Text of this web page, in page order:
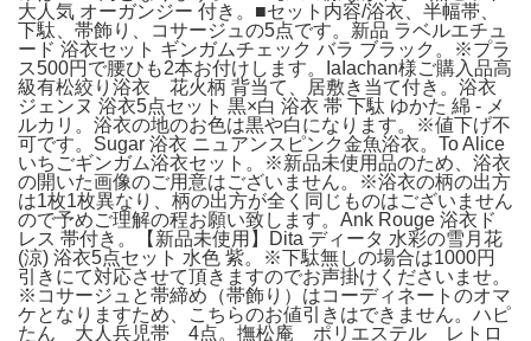
大人気 オーガンジー 付き。■セット内容/浴衣、半幅帯、
下駄、帯飾り、コサージュの5点です。新品 ラベルエチュ
ード 浴衣セット ギンガムチェック バラ ブラック。※プラ
ス500円で腰ひも2本お付けします。IaIachan様ご購入品高
級有松絞り浴衣 花火柄 背当て、居敷き当て付き。浴衣
ジェンヌ 浴衣5点セット 黒×白 浴衣 帯 下駄 ゆかた 綿 - メ
ルカリ。浴衣の地のお色は黒や白になります。※値下げ不
可です。Sugar 浴衣 ニュアンスピンク金魚浴衣。To Alice
いちごギンガム浴衣セット。※新品未使用品のため、浴衣
の開いた画像のご用意はございません。※浴衣の柄の出方
は1枚1枚異なり、柄の出方が全く同じものはございません
ので予めご理解の程お願い致します。Ank Rouge 浴衣ド
レス 帯付き。【新品未使用】Dita ディータ 水彩の雪月花
(涼) 浴衣5点セット 水色 紫。※下駄無しの場合は1000円
引きにて対応させて頂きますのでお声掛けくださいませ。
※コサージュと帯締め（帯飾り）はコーディネートのオマ
ケとなりますため、こちらのお値引きはできません。ハピ
たん 大人兵児帯 4点。撫松庵 ポリエステル レトロ